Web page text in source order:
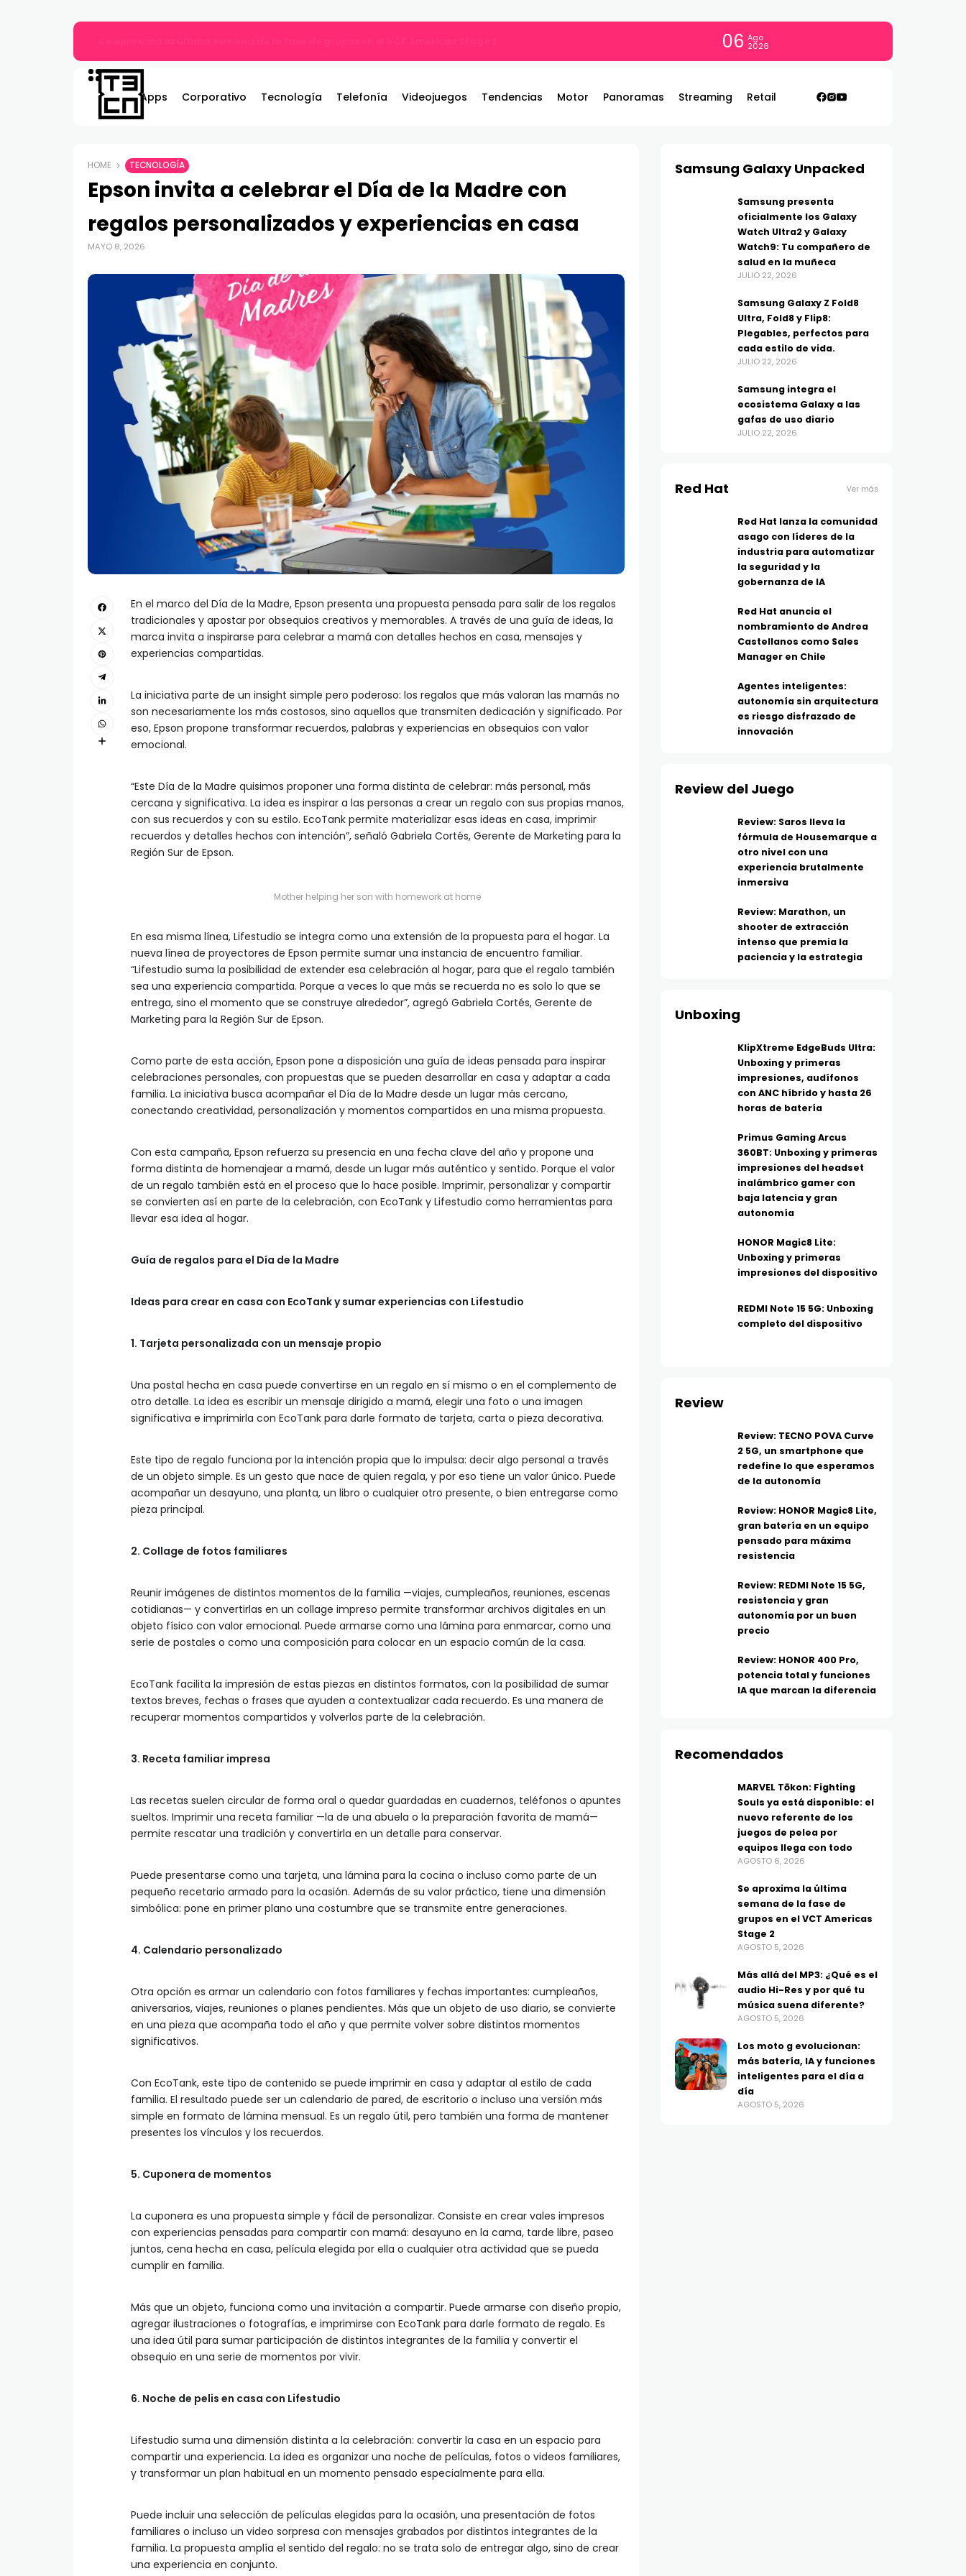
06 Ago
2026
Apps Corporativo Tecnología Telefonía Videojuegos Tendencias Motor Panoramas Streaming Retail
HOME TECNOLOGÍA
Epson invita a celebrar el Día de la Madre con
regalos personalizados y experiencias en casa
MAYO 8, 2026
En el marco del Día de la Madre, Epson presenta una propuesta pensada para salir de los regalos
tradicionales y apostar por obsequios creativos y memorables. A través de una guía de ideas, la
marca invita a inspirarse para celebrar a mamá con detalles hechos en casa, mensajes y
experiencias compartidas.
La iniciativa parte de un insight simple pero poderoso: los regalos que más valoran las mamás no
son necesariamente los más costosos, sino aquellos que transmiten dedicación y significado. Por
eso, Epson propone transformar recuerdos, palabras y experiencias en obsequios con valor
emocional.
“Este Día de la Madre quisimos proponer una forma distinta de celebrar: más personal, más
cercana y significativa. La idea es inspirar a las personas a crear un regalo con sus propias manos,
con sus recuerdos y con su estilo. EcoTank permite materializar esas ideas en casa, imprimir
recuerdos y detalles hechos con intención”, señaló Gabriela Cortés, Gerente de Marketing para la
Región Sur de Epson.
Mother helping her son with homework at home
En esa misma línea, Lifestudio se integra como una extensión de la propuesta para el hogar. La
nueva línea de proyectores de Epson permite sumar una instancia de encuentro familiar.
“Lifestudio suma la posibilidad de extender esa celebración al hogar, para que el regalo también
sea una experiencia compartida. Porque a veces lo que más se recuerda no es solo lo que se
entrega, sino el momento que se construye alrededor”, agregó Gabriela Cortés, Gerente de
Marketing para la Región Sur de Epson.
Como parte de esta acción, Epson pone a disposición una guía de ideas pensada para inspirar
celebraciones personales, con propuestas que se pueden desarrollar en casa y adaptar a cada
familia. La iniciativa busca acompañar el Día de la Madre desde un lugar más cercano,
conectando creatividad, personalización y momentos compartidos en una misma propuesta.
Con esta campaña, Epson refuerza su presencia en una fecha clave del año y propone una
forma distinta de homenajear a mamá, desde un lugar más auténtico y sentido. Porque el valor
de un regalo también está en el proceso que lo hace posible. Imprimir, personalizar y compartir
se convierten así en parte de la celebración, con EcoTank y Lifestudio como herramientas para
llevar esa idea al hogar.
Guía de regalos para el Día de la Madre
Ideas para crear en casa con EcoTank y sumar experiencias con Lifestudio
1. Tarjeta personalizada con un mensaje propio
Una postal hecha en casa puede convertirse en un regalo en sí mismo o en el complemento de
otro detalle. La idea es escribir un mensaje dirigido a mamá, elegir una foto o una imagen
significativa e imprimirla con EcoTank para darle formato de tarjeta, carta o pieza decorativa.
Este tipo de regalo funciona por la intención propia que lo impulsa: decir algo personal a través
de un objeto simple. Es un gesto que nace de quien regala, y por eso tiene un valor único. Puede
acompañar un desayuno, una planta, un libro o cualquier otro presente, o bien entregarse como
pieza principal.
2. Collage de fotos familiares
Reunir imágenes de distintos momentos de la familia —viajes, cumpleaños, reuniones, escenas
cotidianas— y convertirlas en un collage impreso permite transformar archivos digitales en un
objeto físico con valor emocional. Puede armarse como una lámina para enmarcar, como una
serie de postales o como una composición para colocar en un espacio común de la casa.
EcoTank facilita la impresión de estas piezas en distintos formatos, con la posibilidad de sumar
textos breves, fechas o frases que ayuden a contextualizar cada recuerdo. Es una manera de
recuperar momentos compartidos y volverlos parte de la celebración.
3. Receta familiar impresa
Las recetas suelen circular de forma oral o quedar guardadas en cuadernos, teléfonos o apuntes
sueltos. Imprimir una receta familiar —la de una abuela o la preparación favorita de mamá—
permite rescatar una tradición y convertirla en un detalle para conservar.
Puede presentarse como una tarjeta, una lámina para la cocina o incluso como parte de un
pequeño recetario armado para la ocasión. Además de su valor práctico, tiene una dimensión
simbólica: pone en primer plano una costumbre que se transmite entre generaciones.
4. Calendario personalizado
Otra opción es armar un calendario con fotos familiares y fechas importantes: cumpleaños,
aniversarios, viajes, reuniones o planes pendientes. Más que un objeto de uso diario, se convierte
en una pieza que acompaña todo el año y que permite volver sobre distintos momentos
significativos.
Con EcoTank, este tipo de contenido se puede imprimir en casa y adaptar al estilo de cada
familia. El resultado puede ser un calendario de pared, de escritorio o incluso una versión más
simple en formato de lámina mensual. Es un regalo útil, pero también una forma de mantener
presentes los vínculos y los recuerdos.
5. Cuponera de momentos
La cuponera es una propuesta simple y fácil de personalizar. Consiste en crear vales impresos
con experiencias pensadas para compartir con mamá: desayuno en la cama, tarde libre, paseo
juntos, cena hecha en casa, película elegida por ella o cualquier otra actividad que se pueda
cumplir en familia.
Más que un objeto, funciona como una invitación a compartir. Puede armarse con diseño propio,
agregar ilustraciones o fotografías, e imprimirse con EcoTank para darle formato de regalo. Es
una idea útil para sumar participación de distintos integrantes de la familia y convertir el
obsequio en una serie de momentos por vivir.
6. Noche de pelis en casa con Lifestudio
Lifestudio suma una dimensión distinta a la celebración: convertir la casa en un espacio para
compartir una experiencia. La idea es organizar una noche de películas, fotos o videos familiares,
y transformar un plan habitual en un momento pensado especialmente para ella.
Puede incluir una selección de películas elegidas para la ocasión, una presentación de fotos
familiares o incluso un video sorpresa con mensajes grabados por distintos integrantes de la
familia. La propuesta amplía el sentido del regalo: no se trata solo de entregar algo, sino de crear
una experiencia en conjunto.
Samsung Galaxy Unpacked
Samsung presenta
oficialmente los Galaxy
Watch Ultra2 y Galaxy
Watch9: Tu compañero de
salud en la muñeca
JULIO 22, 2026
Samsung Galaxy Z Fold8
Ultra, Fold8 y Flip8:
Plegables, perfectos para
cada estilo de vida.
JULIO 22, 2026
Samsung integra el
ecosistema Galaxy a las
gafas de uso diario
JULIO 22, 2026
Red Hat Ver más
Red Hat lanza la comunidad
asago con líderes de la
industria para automatizar
la seguridad y la
gobernanza de IA
Red Hat anuncia el
nombramiento de Andrea
Castellanos como Sales
Manager en Chile
Agentes inteligentes:
autonomía sin arquitectura
es riesgo disfrazado de
innovación
Review del Juego
Review: Saros lleva la
fórmula de Housemarque a
otro nivel con una
experiencia brutalmente
inmersiva
Review: Marathon, un
shooter de extracción
intenso que premia la
paciencia y la estrategia
Unboxing
KlipXtreme EdgeBuds Ultra:
Unboxing y primeras
impresiones, audífonos
con ANC híbrido y hasta 26
horas de batería
Primus Gaming Arcus
360BT: Unboxing y primeras
impresiones del headset
inalámbrico gamer con
baja latencia y gran
autonomía
HONOR Magic8 Lite:
Unboxing y primeras
impresiones del dispositivo
REDMI Note 15 5G: Unboxing
completo del dispositivo
Review
Review: TECNO POVA Curve
2 5G, un smartphone que
redefine lo que esperamos
de la autonomía
Review: HONOR Magic8 Lite,
gran batería en un equipo
pensado para máxima
resistencia
Review: REDMI Note 15 5G,
resistencia y gran
autonomía por un buen
precio
Review: HONOR 400 Pro,
potencia total y funciones
IA que marcan la diferencia
Recomendados
MARVEL Tōkon: Fighting
Souls ya está disponible: el
nuevo referente de los
juegos de pelea por
equipos llega con todo
AGOSTO 6, 2026
Se aproxima la última
semana de la fase de
grupos en el VCT Americas
Stage 2
AGOSTO 5, 2026
Más allá del MP3: ¿Qué es el
audio Hi-Res y por qué tu
música suena diferente?
AGOSTO 5, 2026
Los moto g evolucionan:
más batería, IA y funciones
inteligentes para el día a
día
AGOSTO 5, 2026